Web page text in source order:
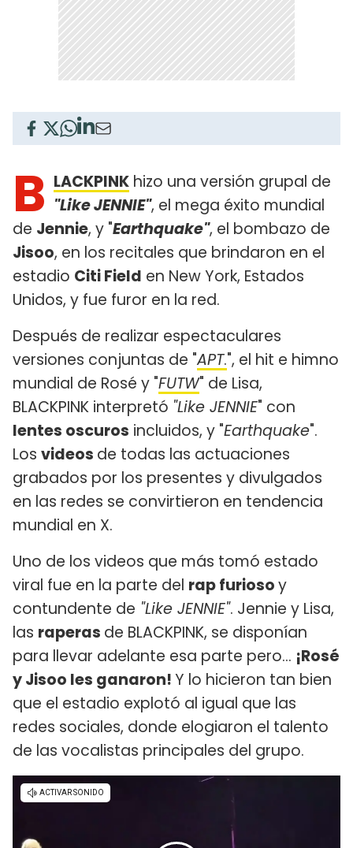
B LACKPINK hizo una versión grupal de
"Like JENNIE", el mega éxito mundial
de Jennie, y "Earthquake", el bombazo de
Jisoo, en los recitales que brindaron en el
estadio Citi Field en New York, Estados
Unidos, y fue furor en la red.
Después de realizar espectaculares
versiones conjuntas de "APT.", el hit e himno
mundial de Rosé y "FUTW" de Lisa,
BLACKPINK interpretó "Like JENNIE" con
lentes oscuros incluidos, y "Earthquake".
Los videos de todas las actuaciones
grabados por los presentes y divulgados
en las redes se convirtieron en tendencia
mundial en X.
Uno de los videos que más tomó estado
viral fue en la parte del rap furiosoy
contundente de "Like JENNIE". Jennie y Lisa,
las raperas de BLACKPINK, se disponían
para llevar adelante esa parte pero... ¡Rosé
y Jisoo les ganaron!Y lo hicieron tan bien
que el estadio explotó al igual que las
redes sociales, donde elogiaron el talento
de las vocalistas principales del grupo.